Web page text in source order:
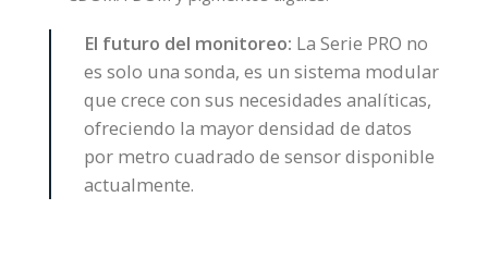
El futuro del monitoreo: La Serie PRO no
es solo una sonda, es un sistema modular
que crece con sus necesidades analíticas,
ofreciendo la mayor densidad de datos
por metro cuadrado de sensor disponible
actualmente.